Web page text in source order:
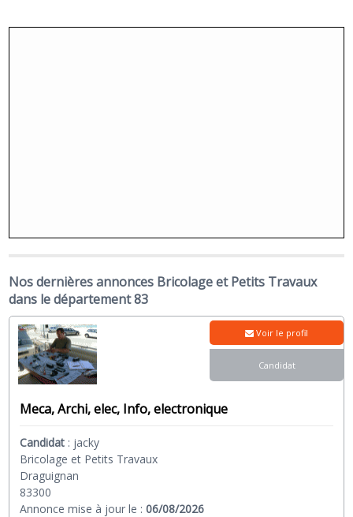
Nos dernières annonces Bricolage et Petits Travaux
dans le département 83
Meca, Archi, elec, Info, electronique
Candidat : jacky
Bricolage et Petits Travaux
Draguignan
83300
Annonce mise à jour le :06/08/2026
Voir le profil
Candidat